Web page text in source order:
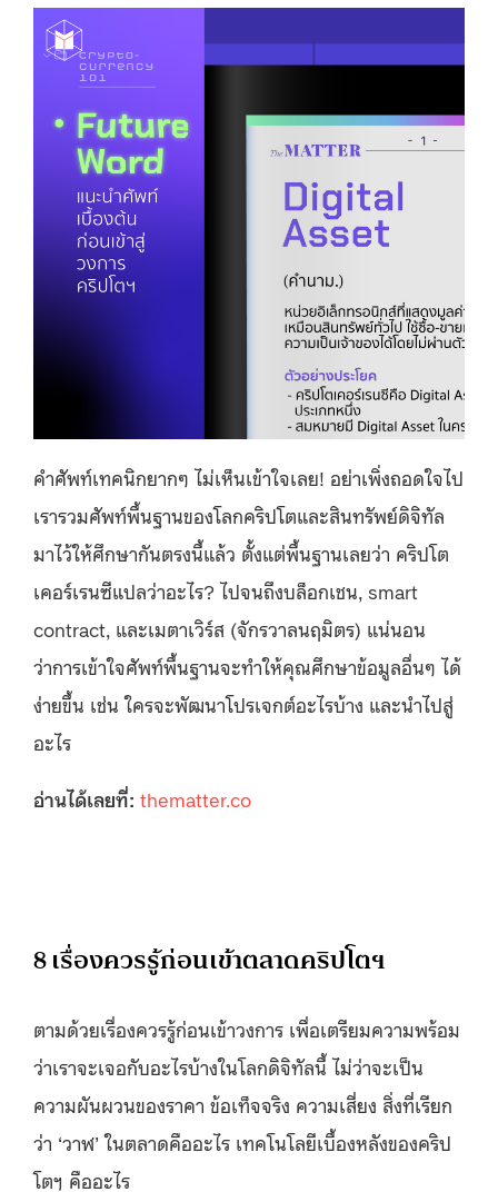
คำศัพท์เทคนิกยากๆ ไม่เห็นเข้าใจเลย! อย่าเพิ่งถอดใจไป
เรารวมศัพท์พื้นฐานของโลกคริปโตและสินทรัพย์ดิจิทัล
มาไว้ให้ศึกษากันตรงนี้แล้ว ตั้งแต่พื้นฐานเลยว่า คริปโต
เคอร์เรนซีแปลว่าอะไร? ไปจนถึงบล็อกเชน, smart
contract, และเมตาเวิร์ส (จักรวาลนฤมิตร) แน่นอน
ว่าการเข้าใจศัพท์พื้นฐานจะทำให้คุณศึกษาข้อมูลอื่นๆ ได้
ง่ายขึ้น เช่น ใครจะพัฒนาโปรเจกต์อะไรบ้าง และนำไปสู่
อะไร
อ่านได้เลยที่: thematter.co
8 เรื่องควรรู้ก่อนเข้าตลาดคริปโตฯ
ตามด้วยเรื่องควรรู้ก่อนเข้าวงการ เพื่อเตรียมความพร้อม
ว่าเราจะเจอกับอะไรบ้างในโลกดิจิทัลนี้ ไม่ว่าจะเป็น
ความผันผวนของราคา ข้อเท็จจริง ความเสี่ยง สิ่งที่เรียก
ว่า ‘วาฬ’ ในตลาดคืออะไร เทคโนโลยีเบื้องหลังของคริป
โตฯ คืออะไร